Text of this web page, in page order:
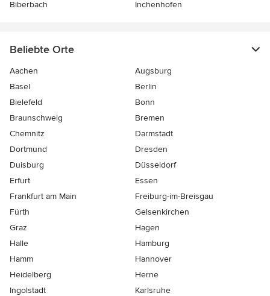
Biberbach Inchenhofen
Beliebte Orte
Aachen
Augsburg
Basel
Berlin
Bielefeld
Bonn
Braunschweig
Bremen
Chemnitz
Darmstadt
Dortmund
Dresden
Duisburg
Düsseldorf
Erfurt
Essen
Frankfurt am Main
Freiburg-im-Breisgau
Fürth
Gelsenkirchen
Graz
Hagen
Halle
Hamburg
Hamm
Hannover
Heidelberg
Herne
Ingolstadt
Karlsruhe